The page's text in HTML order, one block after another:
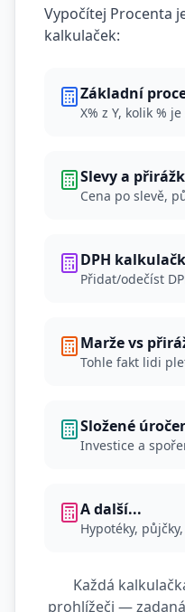
Vypočítej Procenta
kalkulaček:
Základní
X% z Y, kolik % je
Slevy a
Cena po slevě,
DPH
Přidat/odečíst
Marže vs
Tohle fakt lidi
Složené
Investice a
A další...
Hypotéky,
Každá
prohlížeči —